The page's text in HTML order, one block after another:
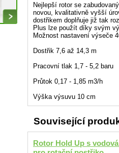
Nejlepší rotor se
novou, kvalitativně vyšší
dostřikem doplňuje již tak
Plus lze použít díky svým
Možnost nastavení výseče
Dostřik 7,6 až 14,3 m
Pracovní tlak 1,7 - 5,2 baru
Průtok 0,17 - 1,85 m3/h
Výška výsuvu 10 cm
Související
Rotor Hold Up s